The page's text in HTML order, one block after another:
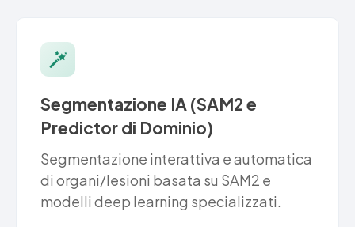
Segmentazione IA (SAM2 e
Predictor di Dominio)
Segmentazione interattiva e automatica
di organi/lesioni basata su SAM2 e
modelli deep learning specializzati.